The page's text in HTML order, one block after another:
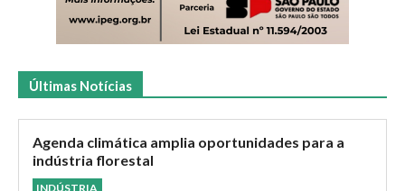
Últimas Notícias